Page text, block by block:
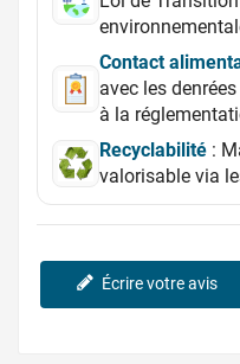
Contact
avec les
à la
Recyclabilité :
valorisable via
Écrire votre avis